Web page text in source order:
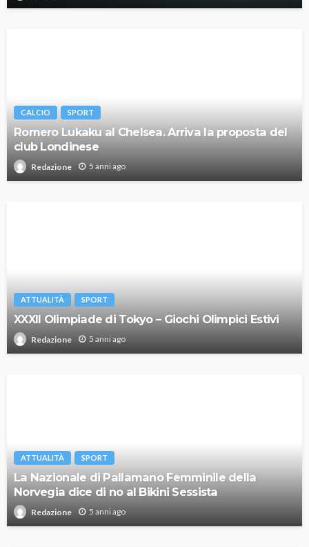
CALCIO SPORT
Romero Lukaku al Chelsea. Arriva la proposta del
club Londinese
Redazione 5 anni ago
ATTUALITÀ SPORT
XXXII Olimpiade di Tokyo – Giochi Olimpici Estivi
Redazione 5 anni ago
ATTUALITÀ SPORT
La Nazionale di Pallamano Femminile della
Norvegia dice di no al Bikini Sessista
Redazione 5 anni ago